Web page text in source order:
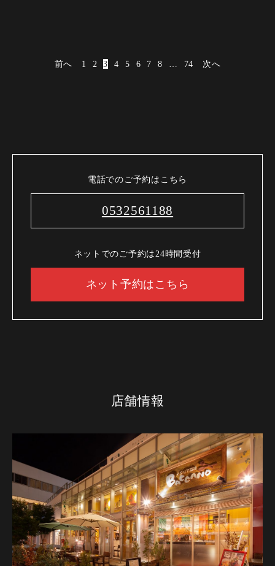
前へ 1 2 3 4 5 6 7 8 … 74 次へ
電話でのご予約はこちら
0532561188
ネットでのご予約は24時間受付
ネット予約はこちら
店舗情報